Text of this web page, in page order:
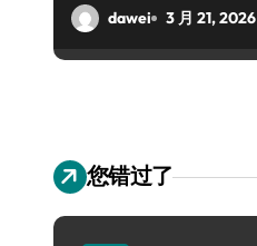
dawei 3 月 21, 2026
您错过了